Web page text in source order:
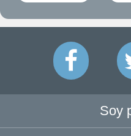
Soy